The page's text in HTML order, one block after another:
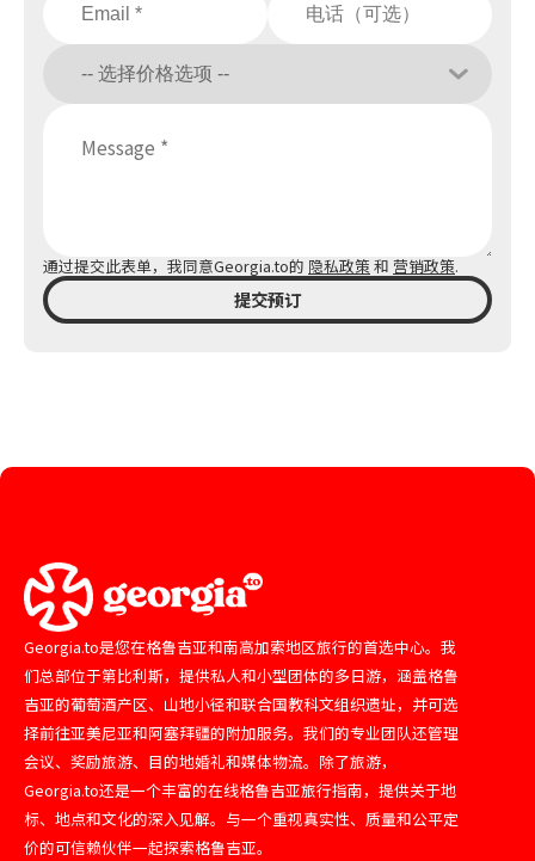
通过提交此表单，我同意Georgia.to的 隐私政策 和 营销政策.
提交预订
Georgia.to是您在格鲁吉亚和南高加索地区旅行的首选中心。我
们总部位于第比利斯，提供私人和小型团体的多日游，涵盖格鲁
吉亚的葡萄酒产区、山地小径和联合国教科文组织遗址，并可选
择前往亚美尼亚和阿塞拜疆的附加服务。我们的专业团队还管理
会议、奖励旅游、目的地婚礼和媒体物流。除了旅游，
Georgia.to还是一个丰富的在线格鲁吉亚旅行指南，提供关于地
标、地点和文化的深入见解。与一个重视真实性、质量和公平定
价的可信赖伙伴一起探索格鲁吉亚。